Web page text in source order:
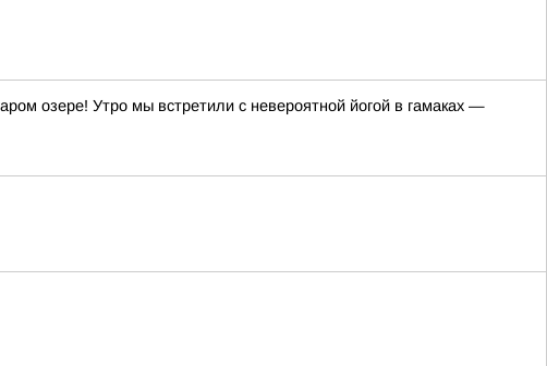
озере! Утро мы встретили с невероятной йогой в гамаках —